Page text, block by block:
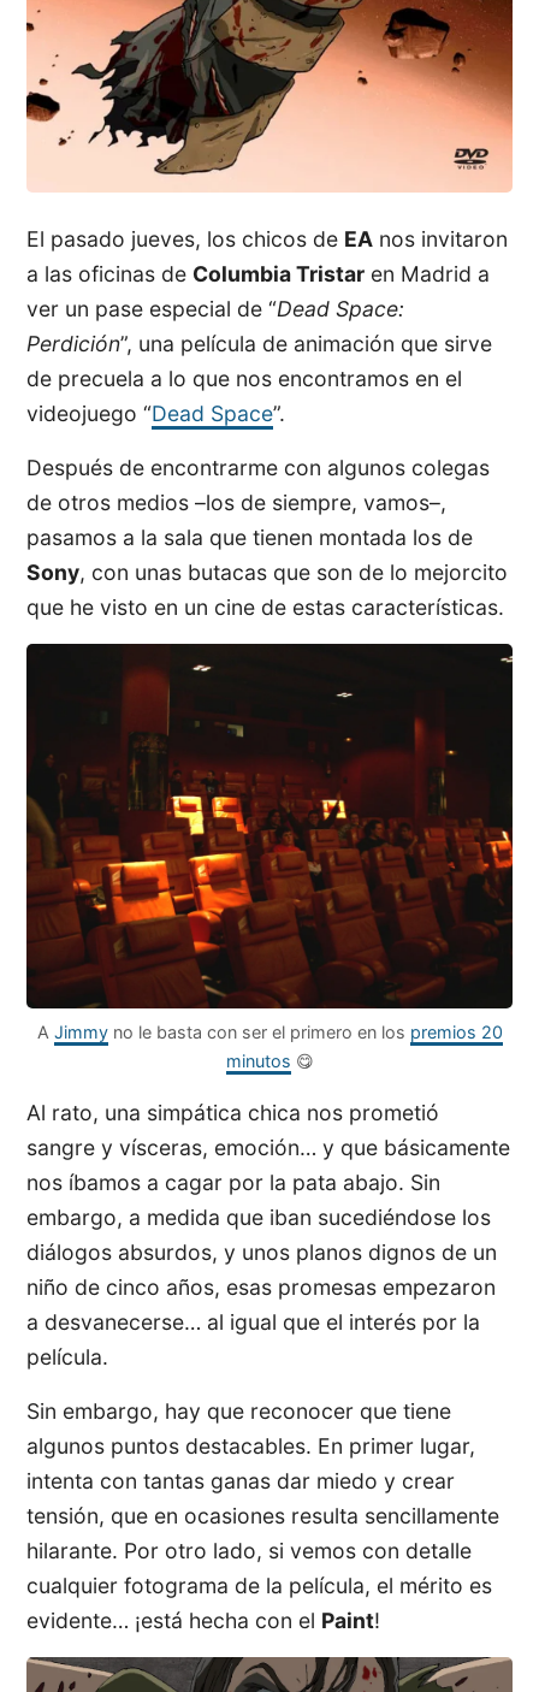
El pasado jueves, los chicos de EA nos invitaron
a las oficinas de Columbia Tristar en Madrid a
ver un pase especial de “Dead Space:
Perdición”, una película de animación que sirve
de precuela a lo que nos encontramos en el
videojuego “Dead Space”.
Después de encontrarme con algunos colegas
de otros medios –los de siempre, vamos–,
pasamos a la sala que tienen montada los de
Sony, con unas butacas que son de lo mejorcito
que he visto en un cine de estas características.
A Jimmyno le basta con ser el primero en los premios 20
minutos 😋
Al rato, una simpática chica nos prometió
sangre y vísceras, emoción… y que básicamente
nos íbamos a cagar por la pata abajo. Sin
embargo, a medida que iban sucediéndose los
diálogos absurdos, y unos planos dignos de un
niño de cinco años, esas promesas empezaron
a desvanecerse… al igual que el interés por la
película.
Sin embargo, hay que reconocer que tiene
algunos puntos destacables. En primer lugar,
intenta con tantas ganas dar miedo y crear
tensión, que en ocasiones resulta sencillamente
hilarante. Por otro lado, si vemos con detalle
cualquier fotograma de la película, el mérito es
evidente… ¡está hecha con el Paint!